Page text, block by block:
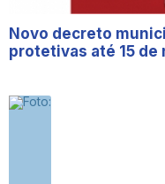
Novo decreto
protetivas até 15 de